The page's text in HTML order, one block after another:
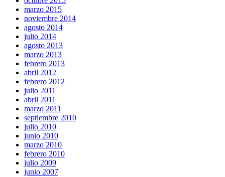
marzo 2015
noviembre 2014
agosto 2014
julio 2014
agosto 2013
marzo 2013
febrero 2013
abril 2012
febrero 2012
julio 2011
abril 2011
marzo 2011
septiembre 2010
julio 2010
junio 2010
marzo 2010
febrero 2010
julio 2009
junio 2007